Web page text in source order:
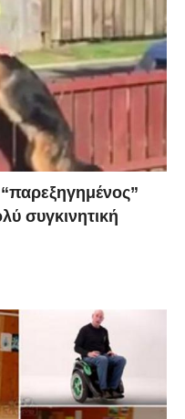
συγκινητική